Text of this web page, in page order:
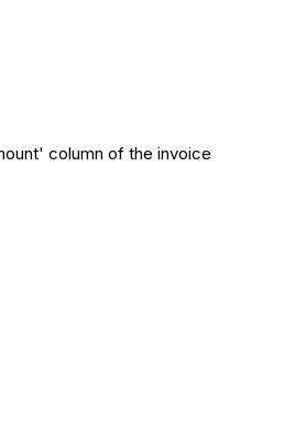
column of the invoice